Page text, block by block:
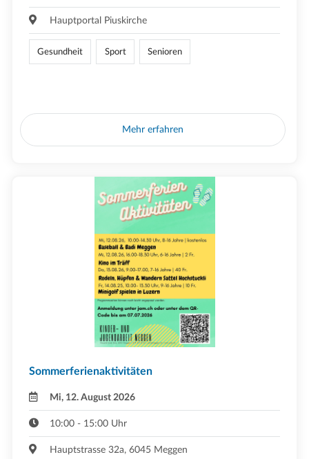
Hauptportal Piuskirche
Gesundheit Sport Senioren
Mehr erfahren
Sommerferienaktivitäten
Mi, 12. August 2026
10:00 - 15:00 Uhr
Hauptstrasse 32a, 6045 Meggen